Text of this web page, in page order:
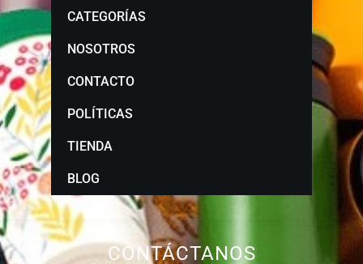
CONTÁCTANOS
CATEGORÍAS
NOSOTROS
CONTACTO
POLÍTICAS
TIENDA
BLOG